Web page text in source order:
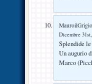
Dicembre
Splendide
Un augurio
Marco